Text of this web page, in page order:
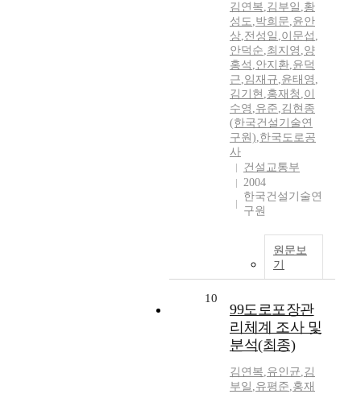
김연복,김부일 ,황
성도,박희문,윤안
상,전성일 ,이문섭 ,
안덕순,최지영 ,양
홍석 ,안지환,윤덕
근,임재규,윤태영 ,
김기현 ,홍재청 ,이
수영 ,유준,김현종
(한국건설기술연
구원),한국도로공
사
건설교통부
2004
한국건설기술연
구원
원문보
기
10
99도로포장관
리체계 조사 및
분석(최종)
김연복,유인균,김
부일 ,유평준,홍재